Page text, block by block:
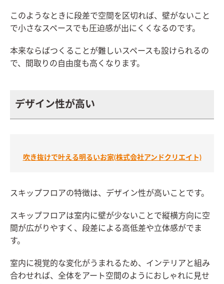
このようなときに段差で空間を区切れば、壁がないこと
で小さなスペースでも圧迫感が出にくくなるのです。
本来ならばつくることが難しいスペースも設けられるの
で、間取りの自由度も高くなります。
デザイン性が高い
吹き抜けで叶える明るいお家(株式会社アンドクリエイト)
スキップフロアの特徴は、デザイン性が高いことです。
スキップフロアは室内に壁が少ないことで縦横方向に空
間が広がりやすく、段差による高低差や立体感がでま
す。
室内に視覚的な変化がうまれるため、インテリアと組み
合わせれば、全体をアート空間のようにおしゃれに見せ